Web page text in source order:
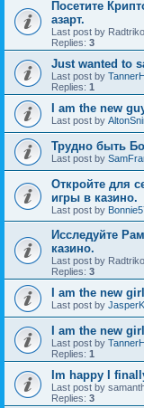
Посетите
азарт.
Last post by
Replies: 3
Just wanted to
Last post by
Replies: 1
I am the new
Last post by
Трудно быть
Last post by
Откройте для
игры в казино.
Last post by
Исследуйте
казино.
Last post by
Replies: 3
I am the new girl
Last post by
I am the new girl
Last post by
Replies: 1
Im happy I
Last post by
Replies: 3